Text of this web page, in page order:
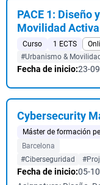
PACE 1: Diseño
Movilidad Activa
Curso 1 ECTS
#Urbanismo &
Fecha de inicio:23-
Cybersecurity
Máster de formación
Barcelona
#Ciberseguridad
Fecha de inicio:05-